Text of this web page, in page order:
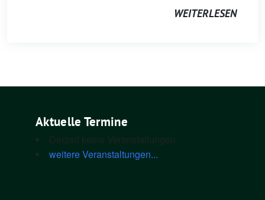
WEITERLESEN
Aktuelle Termine
Derzeit keine Veranstaltungen
weitere Veranstaltungen...